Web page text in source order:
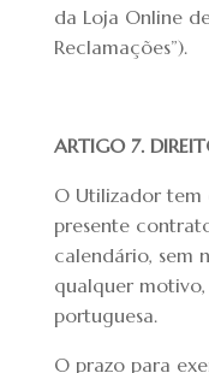
da Loja Online
Reclamações”).
ARTIGO 7.
O Utilizador
presente
calendário, sem
qualquer
portuguesa.
O prazo para